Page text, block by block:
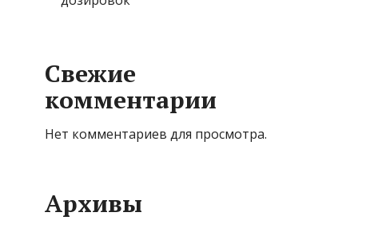
Свежие
комментарии
Нет комментариев для просмотра.
Архивы